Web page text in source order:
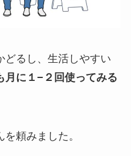
どるし、生活しやすい
月に１−２回使ってみる
頼みました。